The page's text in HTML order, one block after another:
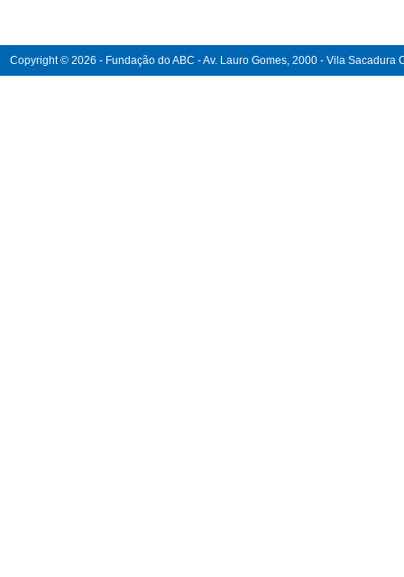
Copyright © 2026 - Fundação do ABC - Av. Lauro Gomes, 2000 - Vila